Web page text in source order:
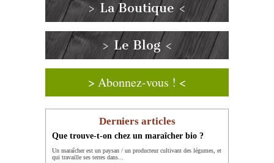
> La Boutique <
> Le Blog <
> Abonnez-vous ! <
Derniers articles
Que trouve-t-on chez un maraîcher bio ?
Un maraîcher est un paysan / un producteur cultivant des légumes, et
qui travaille ses terres dans...